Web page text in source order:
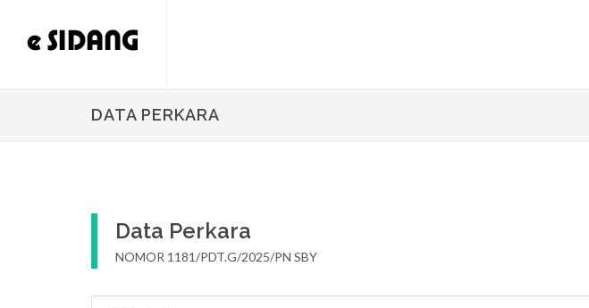
DATA PERKARA
Data Perkara
NOMOR 1181/PDT.G/2025/PN SBY